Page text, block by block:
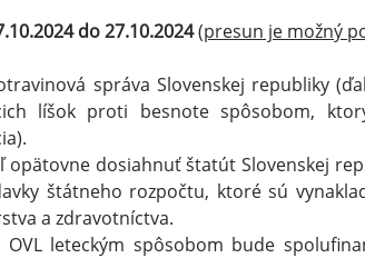
do 27.10.2024(presun je možný
správa Slovenskej republiky
líšok proti besnote spôsobom,
opätovne dosiahnuť štatút Slovenskej
štátneho rozpočtu, ktoré sú
a zdravotníctva.
OVL leteckým spôsobom bude